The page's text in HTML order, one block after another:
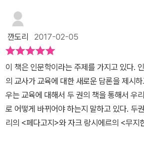
자들, 인문학자, 예술가들이 그동안 깊이 생
육의 방법론과 활동방식으로 ‘인문예술융합
인문과 예술, 나아가 인문과 예술과 테크놀로
의 큰 추세가 될 것임을 전망한다. 그는 인문
되는 가장 중요한 연결고리를 ‘크리에이티브
서 나오는 게 아니라고 주장한다. 그는 이상
예술융합교육의 구체적인 방법까지 두루 제
학적이고 보편적인 사고를 통해 세계를 더
학교가 사회에 필요한 기관이 되기를 바란다
력.우파는 좌파를 빨갱이와 불순분자로 타자
동일성을 강화하고그 안에서 안정을 누리며
는 속성을.동일성이 형성되는 순간세계는 동
과 그렇지 못한 것으로 나뉩니다.동일성은
애거나 없는 것처럼 꾸밉니다.동일성은 인종
이 다르다는 이유로 분리해 타자로 규정합니
이들을 편견으로 바라보며 배제하고이에 폭
담았다. 이 책은 총 8부로 구성된다. 1부 '주
들을 억압하는가?_황현산', 2부 '어떻게 가르
있을까?_나희덕', 3부 '인문교육은 어떻게 예
는 시민을 키워낼 수 있을까? _함돈균', 4부
공감 능력을 키우는가?_김흥규', 5부 '공감
떻게 키워낼 수 있을까?_이도흠', 6부 '생명
가능한가?_박수밀', 7부 '평화와 생명의 가
가?_정성헌', 8부 '공간과 환경은 사람에게
한 느낌으로 이 책을 읽어나갈 수 있다. 강
었다. 우 전 수석 사법연수원 동기는 아무것
과 담을 쌓고 있는 애들은 인성이 아주 정말
례는 비단 우 전 수석만의 문제가 아니다. 재
되는 우리나라 교육현실의 문제점을 이야기
이었으며 이에 따라 인성교육, 인문학 교육
다. =그러나 어디에서부터 어떻게 출발해야
은 그 방법은 근본적인 의미에서 '인문정신'
모색에서 찾고 있으며, 구체적으로 '생각하는
문교육'을 이 사회의 긴급한 현안이자 한국
각하고 있습니다. (본문 6,7p)=《교사 인문
깐도리 2017-02-05
이 책은 인문학이라는 주제를 가지고 있다.
의 교사가 교육에 대한 새로운 담론을 제시
우는 교육에 대해서 두 권의 책을 통해서 우
로 어떻게 바뀌어야 하는지 말하고 있다. 두
리의 <페다고지>와 자크 랑시에르의 <무지